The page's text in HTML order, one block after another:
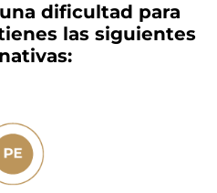
dificultad para
las siguientes